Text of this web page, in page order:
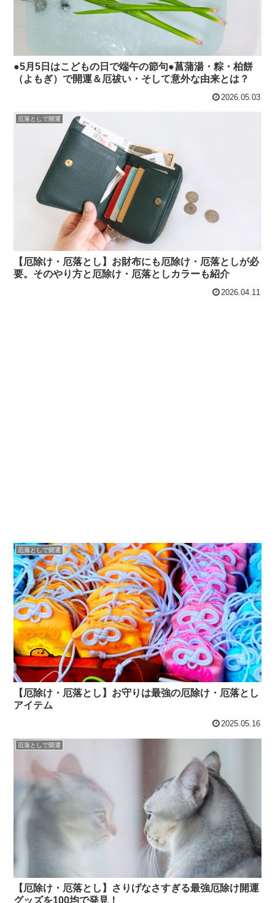
●5月5日はこどもの日で端午の節句●菖蒲湯・粽・柏餅
（よもぎ）で開運＆厄祓い・そして意外な由来とは？
2026.05.03
厄落としで開運
【厄除け・厄落とし】お財布にも厄除け・厄落としが必
要。そのやり方と厄除け・厄落としカラーも紹介
2026.04.11
厄落としで開運
【厄除け・厄落とし】お守りは最強の厄除け・厄落とし
アイテム
2025.05.16
厄落としで開運
【厄除け・厄落とし】さりげなさすぎる最強厄除け開運
グッズを100均で発見！